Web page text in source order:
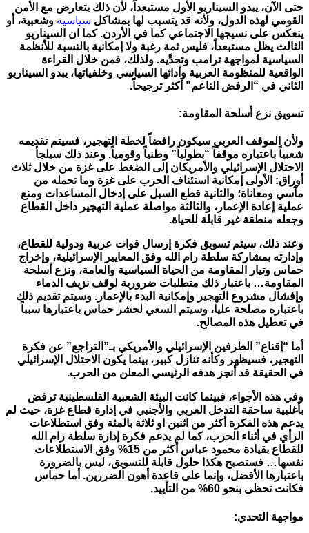
حتى الآن، يبدو السيناريو الأول مستبعداً، لأن ذلك يتعارض مع الأمن
القومي لهذه الدول، ولأنه قد يتسبب لها بمشاكل سياسية وشعبية، أو
ينعكس على نسيجها الاجتماعي كما في الأردن. كما ان السيناريو
الثالث يظل مستبعداً، فليس ثمة رغبة ولا إمكانية بالنسبة للأنظمة
السياسية لمواجهة ترامب وتحدِّيه. ولذلك، فمن خلال القراءة
الواقعية للمنظومة العربية وأدائها السياسي وخلفياتها، يبدو السيناريو
الثاني في “الرفض الناعم” أكثر ترجيحاً.
تسويق نزع أسلحة المقاومة:
ولأن الموقف العربي سيكون رافضاً لخطة التهجير، فسيتم تقديمه
شعبياً باعتباره موقفاً “بطولياً” وطنياً وقومياً. وعند ذلك سيلجأ
الاحتلال الإسرائيلي والأمريكان إلى الضغط على غزة من خلال ثلاث
أوراق: الأولى إمكانية استئناف الحرب على غزة وما تحمله من
مآسي ومعاناة؛ والثانية قطع السبل على إدخال المساعدات ومنع
عملية إعادة الإعمار، والثالثة مواصلة عملية التهجير داخل القطاع
وجعله منطقة غير قابلة للحياة.
وعند ذلك، سيتم تسويق فكرة إرسال قوات عربية ودولية للقطاع،
وإدارته بمشاركة سلطة رام الله وفق المعايير الإسرائيلية، وإخراج
حماس وتيار المقاومة من الحياة السياسية والعامة، ونزع أسلحة
المقاومة… باعتبار ذلك متطلبات ضرورية لوقف نزيف الدماء
وإفشال مشروع التهجير وإمكانية البدء بالإعمار. وسيتم تقديم ذلك
باعتباره مصلحة عليا، وسيتم السعي لحشر حماس باعتبارها سبباً
في تعطيل هذه المصالح.
أما “إقناع” الطرفين الإسرائيلي والأمريكي بـ”التراجع” عن فكرة
التهجير، فسيظهر وكأنه تنازل كبير، بينما يكون الاحتلال الإسرائيلي
في الحقيقة قد أنجز هدفه الرئيسي المعلن من الحرب.
وفي هذه الأجواء، فبينما كانت البيئة الشعبية الفلسطينية ترفض
بأغلبية ساحقة التدخل العربي والأجنبي في إدارة قطاع غزة، حيث لم
يدعم هذه الفكرة أكثر من اثنين او ثلاثة بالمئة وفق استطلاعات
الرأي في أثناء الحرب، كما لم يدعم فكرة إدارة سلطة رام الله
للقطاع بقيادة محمود عباس أكثر من 15% وفق الاستطلاعات
نفسها… فستصبح هكذا حلول قابلة للتسويق، ليس بالضرورة
باعتبارها الأفضل، وإنما على قاعدة أهون الضررين. أما حماس
فكانت تحظى بنحو 60% من التأييد.
مواجهة التحدي: